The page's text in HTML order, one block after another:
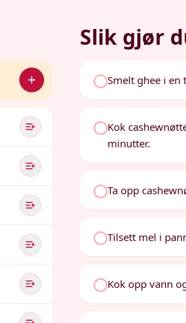
Slik gjør
Smelt ghee i en
Kok
minutter.
Ta opp
Tilsett mel i
Kok opp vann